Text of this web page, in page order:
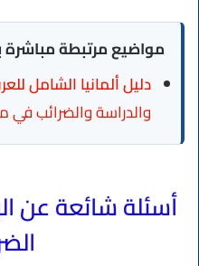
مواضيع مرتبطة مباشرة
دليل ألمانيا الشامل
والدراسة والضرائب في
أسئلة شائعة عن